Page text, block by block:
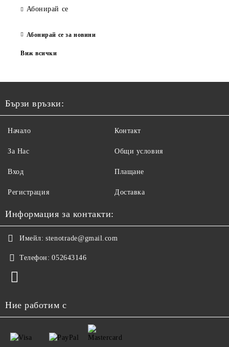
Абонирай се
Абонирай се за новини
Виж всички
Бързи връзки:
Начало
За Нас
Вход
Регистрация
Контакт
Общи условия
Плащане
Доставка
Информация за контакти:
Имейл: stenotrade@gmail.com
Телефон: 052643146
Ние работим с